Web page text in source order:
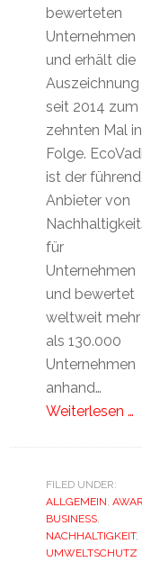
bewerteten
Unternehmen
und erhält die
Auszeichnung
seit 2014 zum
zehnten Mal in
Folge.
ist der
Anbieter von
für
Unternehmen
und bewertet
weltweit mehr
als 130.000
Unternehmen
anhand…
Weiterlesen …
FILED UNDER:
ALLGEMEIN,
BUSINESS,
NACHHALTIGKEIT,
UMWELTSCHUTZ